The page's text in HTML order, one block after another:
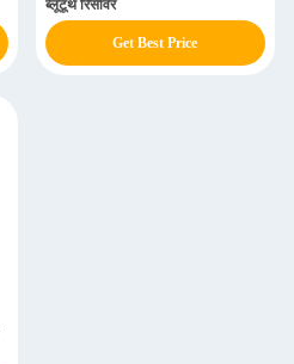
ब्लूटूथ रिसीवर
Get Best Price